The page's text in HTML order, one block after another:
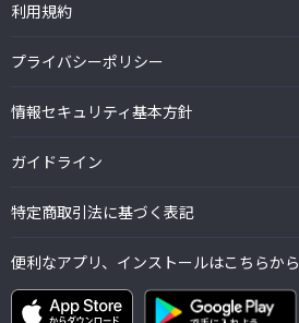
利用規約
プライバシーポリシー
情報セキュリティ基本方針
ガイドライン
特定商取引法に基づく表記
便利なアプリ、インストールはこちらから